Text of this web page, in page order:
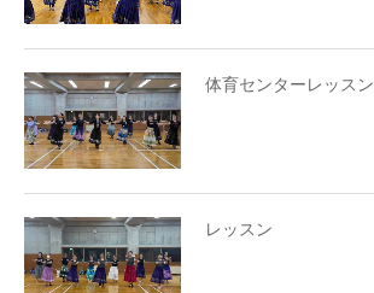
体育センターレッスン
レッスン